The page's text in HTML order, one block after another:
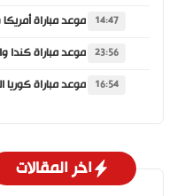
14:47
23:56
16:54
اخر المقالات